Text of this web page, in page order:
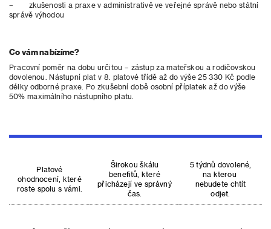
– zkušenosti a praxe v administrativě ve veřejné správě nebo státní
správě výhodou
Co vám nabízíme?
Pracovní poměr na dobu určitou – zástup za mateřskou a rodičovskou
dovolenou. Nástupní plat v 8. platové třídě až do výše 25 330 Kč podle
délky odborné praxe. Po zkušební době osobní příplatek až do výše
50% maximálního nástupního platu.
Platové
ohodnocení, které
roste spolu s vámi.
Širokou škálu
benefitů, které
přicházejí ve správný
čas.
5 týdnů dovolené,
na kterou
nebudete chtít
odjet.